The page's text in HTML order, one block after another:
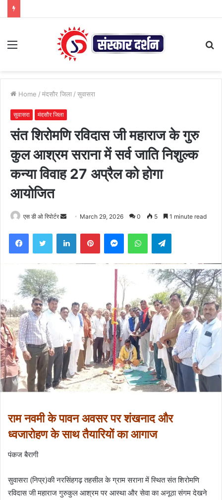
Menu
Home / मंदसौर जिला / सुवासरा
सुवासरा मंदसौर जिला
संत शिरोमणि रविदास जी महाराज के गुरु
कुल आश्रम सराना में सर्व जाति निशुल्क
कन्या विवाह 27 अप्रैल को होगा
आयोजित
एस डी ओ रिपोर्टर
Send March 29, 2026 0 5 1 minute read
FacebookTwitter LinkedInPinterestMessengerWhatsAppTelegram
राम नवमी के पावन अवसर पर शंखनाद और
ध्वजारोहण के साथ तैयारियों का आगाज
पंकज बैरागी
सुवासरा (निप्र)की नरसिंहगढ़ तहसील के ग्राम सराना में स्थित संत शिरोमणि
रविदास जी महाराज गुरुकुल आश्रम पर आस्था और सेवा का अनूठा संगम देखने